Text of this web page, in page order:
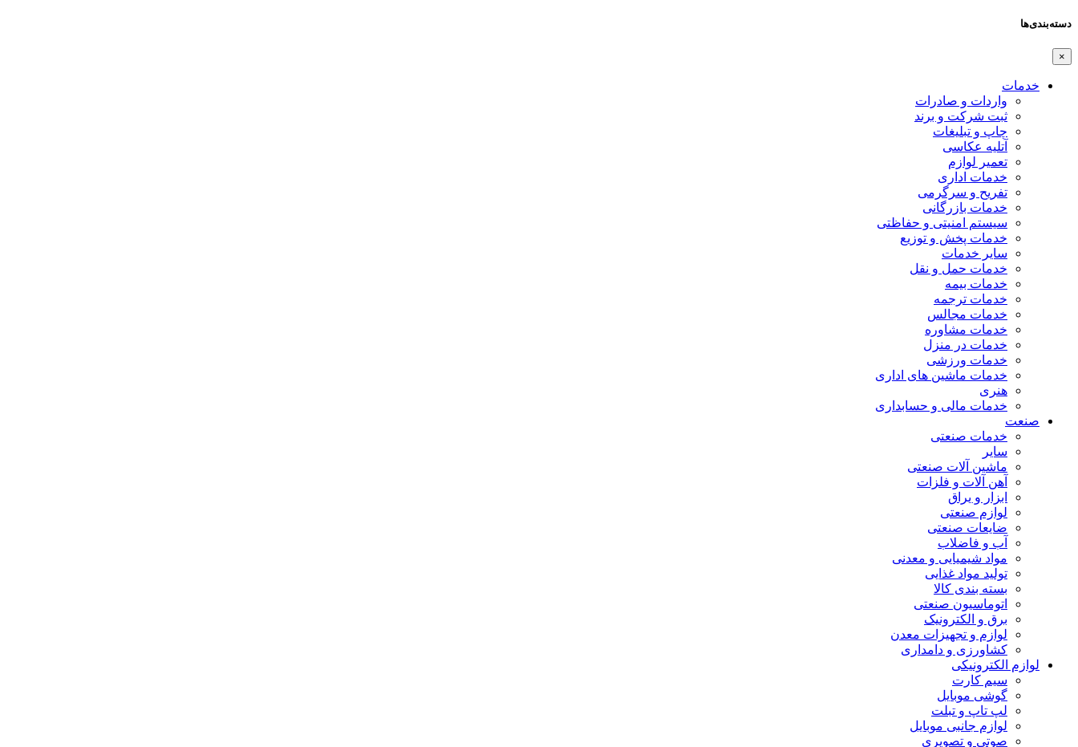
دسته‌بندی‌ها
×
خدمات
واردات و صادرات
ثبت شرکت و برند
چاپ و تبلیغات
آتلیه عکاسی
تعمیر لوازم
خدمات اداری
تفریح و سرگرمی
خدمات بازرگانی
سیستم امنیتی و حفاظتی
خدمات پخش و توزیع
سایر خدمات
خدمات حمل و نقل
خدمات بیمه
خدمات ترجمه
خدمات مجالس
خدمات مشاوره
خدمات در منزل
خدمات ورزشی
خدمات ماشین های اداری
هنری
خدمات مالی و حسابداری
صنعت
خدمات صنعتی
سایر
ماشین آلات صنعتی
آهن آلات و فلزات
ابزار و یراق
لوازم صنعتی
ضایعات صنعتی
آب و فاضلاب
مواد شیمیایی و معدنی
تولید مواد غذایی
بسته بندی کالا
اتوماسیون صنعتی
برق و الکترونیک
لوازم و تجهیزات معدن
کشاورزی و دامداری
لوازم الکترونیکی
سیم کارت
گوشی موبایل
لپ تاپ و تبلت
لوازم جانبی موبایل
صوتی و تصویری